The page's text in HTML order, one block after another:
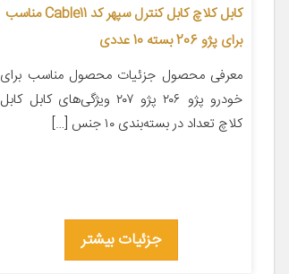
کابل کلاچ کابل کنترل سپهر کد Cable11 مناسب
برای پژو 206 بسته 10 عددی
معرفی محصول جزئیات محصول مناسب برای
خودرو پژو ۲۰۶ پژو ۲۰۷ ویژگی‌های کابل کابل
کلاچ تعداد در بسته‌بندی ۱۰ جنس […]
جزئیات بیشتر